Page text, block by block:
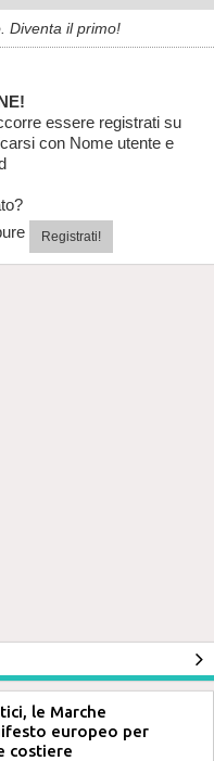
Diventa il primo!
essere registrati su
con Nome utente e
Registrati!
le Marche
europeo per
costiere